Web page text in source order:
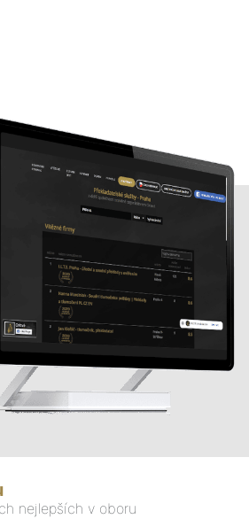
nejlepších v oboru